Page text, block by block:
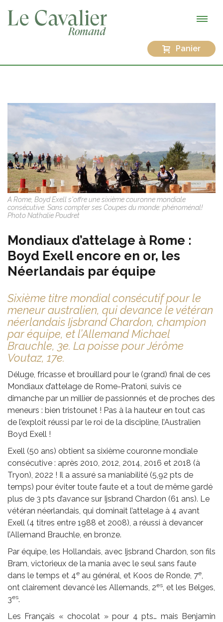
Panier
A Rome, Boyd Exell s'offre une sixième couronne mondiale
consécutive. Sans compter ses Coupes du monde: phénoménal!
Photo Nathalie Poudret
Mondiaux d’attelage à Rome :
Boyd Exell encore en or, les
Néerlandais par équipe
Sixième titre mondial consécutif pour le
meneur australien, qui devance le vétéran
néerlandais Ijsbrand Chardon, champion
par équipe, et l’Allemand Michael
Brauchle, 3e. La poisse pour Jérôme
Voutaz, 17e.
Déluge, fricasse et brouillard pour le (grand) final de ces
Mondiaux d’attelage de Rome-Pratoni, suivis ce
dimanche par un millier de passionnés et de proches des
meneurs : bien tristounet ! Pas à la hauteur en tout cas
de l’exploit réussi par le roi de la discipline, l’Australien
Boyd Exell !
Exell (50 ans) obtient sa sixième couronne mondiale
consécutive : après 2010, 2012, 2014, 2016 et 2018 (à
Tryon), 2022 ! Il a assuré sa maniabilité (5,92 pts de
temps) pour éviter toute faute et a tout de même gardé
plus de 3 pts d’avance sur Ijsbrand Chardon (61 ans). Le
vétéran néerlandais, qui dominait l’attelage à 4 avant
Exell (4 titres entre 1988 et 2008), a réussi à devancer
l’Allemand Brauchle, en bronze.
Par équipe, les Hollandais, avec Ijsbrand Chardon, son fils
Bram, victorieux de la mania avec le seul sans faute
dans le temps et 4e au général, et Koos de Ronde, 7e,
ont clairement devancé les Allemands, 2es, et les Belges,
3es.
Les Français « chocolat » pour 4 pts… mais Benjamin